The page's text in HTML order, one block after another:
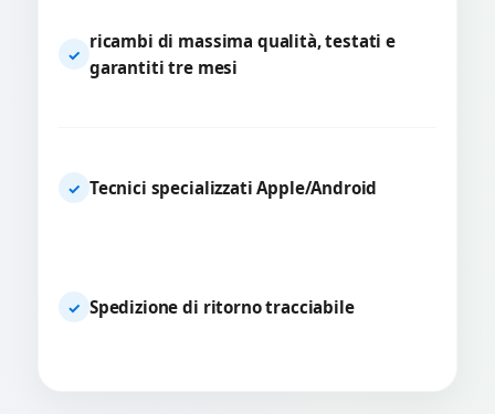
✓
ricambi di massima qualità, testati e
garantiti tre mesi
✓ Tecnici specializzati Apple/Android
✓ Spedizione di ritorno tracciabile